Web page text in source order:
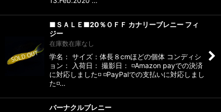
■ＳＡＬＥ■20％ＯＦＦ カナリーブレニー フィ
ジー
在庫数在庫なし
学名： サイズ：体長８cmほどの個体 コンディシ
ョン： 入荷日： 撮影日： ◽️Amazon payでの決済
に対応しました◽️ ◽️PayPalでの支払いに対応しまし
た◽️…
バーナクルブレニー